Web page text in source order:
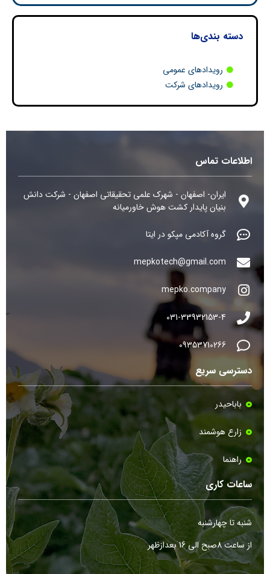
دسته بندی‌ها
رویدادهای عمومی
رویدادهای شرکت
اطلاعات تماس
ایران- اصفهان - شهرک علمی تحقیقاتی اصفهان - شرکت دانش
بنیان پایدار کشت هوش خاورمیانه
گروه آکادمی مپکو در ایتا
mepkotech@gmail.com
mepko.company
031-33932153-4
09353710266
دسترسی سریع
باباحیدر
زارع هوشمند
راهنما
ساعات کاری
شنبه تا چهارشنبه
از ساعت 8صبح الی 16 بعدازظهر